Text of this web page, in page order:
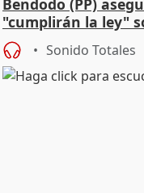
Bendodo (PP)
"cumplirán la ley"
Sonido Totales